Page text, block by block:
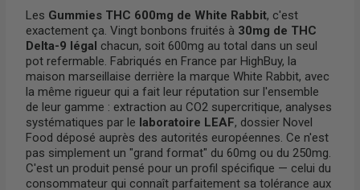
Les Gummies THC 600mg de White Rabbit, c'est
exactement ça. Vingt bonbons fruités à 30mg de THC
Delta-9 légal chacun, soit 600mg au total dans un seul
pot refermable. Fabriqués en France par HighBuy, la
maison marseillaise derrière la marque White Rabbit, avec
la même rigueur qui a fait leur réputation sur l'ensemble
de leur gamme : extraction au CO2 supercritique, analyses
systématiques par le laboratoire LEAF, dossier Novel
Food déposé auprès des autorités européennes. Ce n'est
pas simplement un "grand format" du 60mg ou du 250mg.
C'est un produit pensé pour un profil spécifique — celui du
consommateur qui connaît parfaitement sa tolérance aux